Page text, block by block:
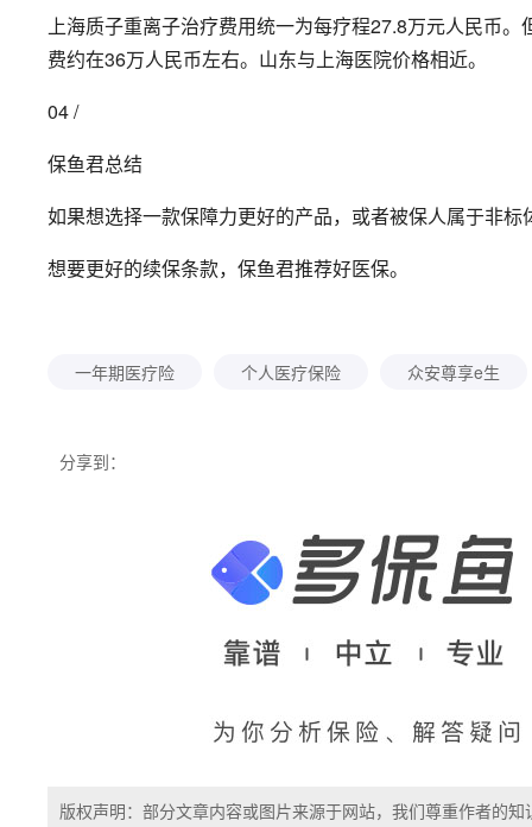
上海质子重离子治疗费用统一为每疗程27.8万元人民币
费约在36万人民币左右。山东与上海医院价格相近。
04 /
保鱼君总结
如果想选择一款保障力更好的产品，或者被保人属于非标
想要更好的续保条款，保鱼君推荐好医保。
版权声明：部分文章内容或图片来源于网站，我们尊重作者的
分享到：
一年期医疗险 个人医疗保险 众安尊享e生